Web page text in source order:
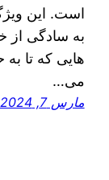
است. این
به سادگی از
هایی که تا به
می‌…
مارس 7, 2024